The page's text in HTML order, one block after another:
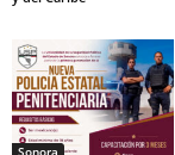
Sonora